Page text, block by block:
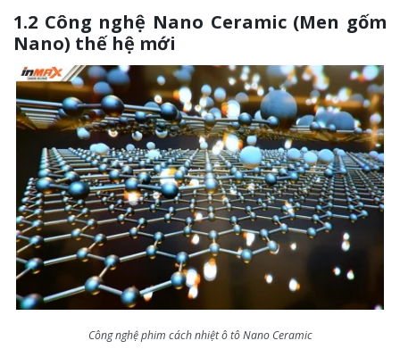
1.2 Công nghệ Nano Ceramic (Men gốm
Nano) thế hệ mới
Công nghệ phim cách nhiệt ô tô Nano Ceramic